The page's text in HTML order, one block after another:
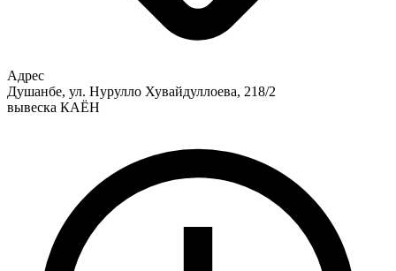
Адрес
Душанбе, ул. Нурулло Хувайдуллоева, 218/2
вывеска КАЁН